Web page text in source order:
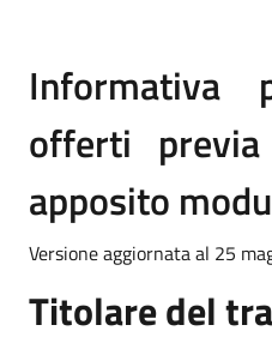
offerti
apposito
Versione aggiornata al 25
Titolare del